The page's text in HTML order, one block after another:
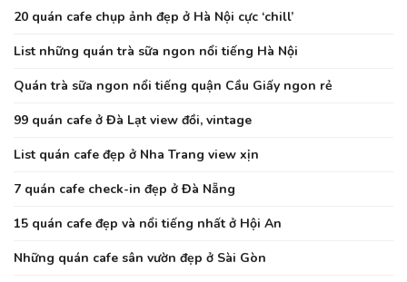
20 quán cafe chụp ảnh đẹp ở Hà Nội cực ‘chill’
List những quán trà sữa ngon nổi tiếng Hà Nội
Quán trà sữa ngon nổi tiếng quận Cầu Giấy ngon rẻ
99 quán cafe ở Đà Lạt view đồi, vintage
List quán cafe đẹp ở Nha Trang view xịn
7 quán cafe check-in đẹp ở Đà Nẵng
15 quán cafe đẹp và nổi tiếng nhất ở Hội An
Những quán cafe sân vườn đẹp ở Sài Gòn